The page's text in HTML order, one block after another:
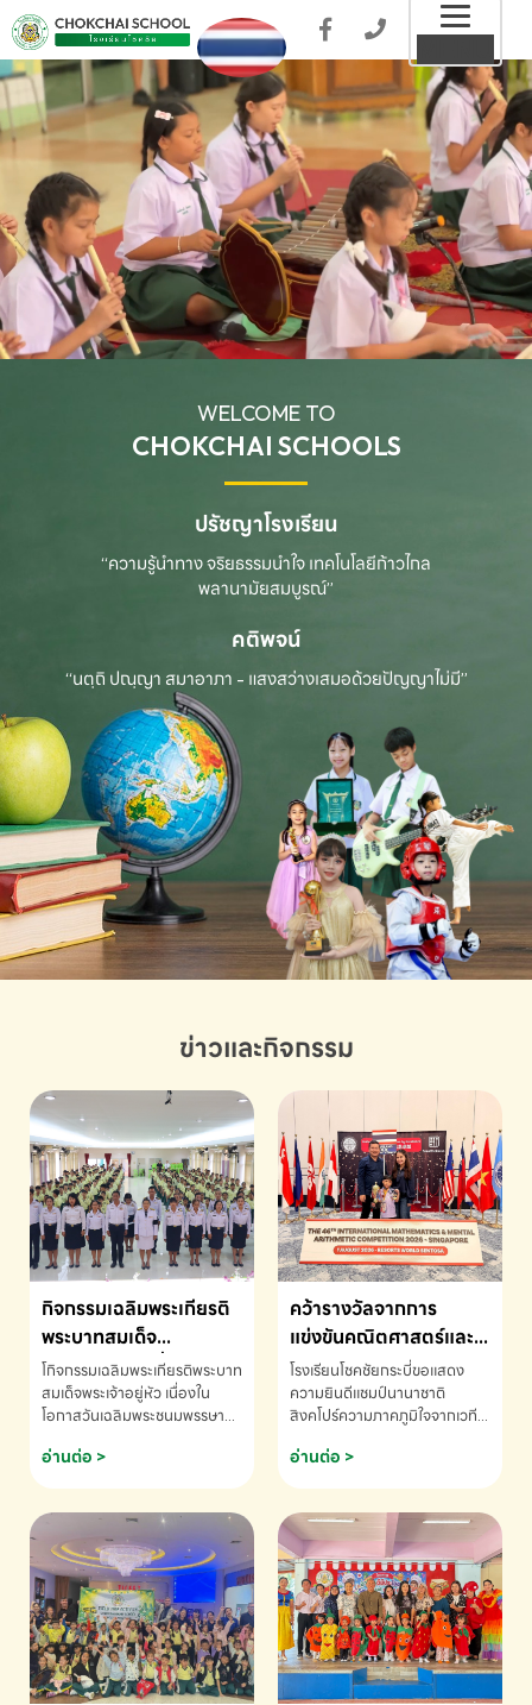
WELCOME TO
CHOKCHAI SCHOOLS
ปรัชญาโรงเรียน
“ความรู้นำทาง จริยธรรมนำใจ เทคโนโลยีก้าวไกล
พลานามัยสมบูรณ์”
คติพจน์
“นตฺถิ ปณฺญา สมาอาภา - แสงสว่างเสมอด้วยปัญญาไม่มี”
ข่าวและกิจกรรม
กิจกรรมเฉลิมพระเกียรติ
พระบาทสมเด็จ
พระเจ้าอยู่หัว เนื่องใน
โอกาสวันเฉลิม
พระชนมพรรษา
โกิจกรรมเฉลิมพระเกียรติพระบาท
สมเด็จพระเจ้าอยู่หัว เนื่องใน
โอกาสวันเฉลิมพระชนมพรรษา
ข้อมูลเพิ่มเติม โทร. 075-691910
อ่านต่อ >
คว้ารางวัลจากการ
แข่งขันคณิตศาสตร์และ
คณิตคิดเร็วนานาชาติ
ครั้งที่ 46 ประจำปี 2569
ณ ประเทศสิงคโปร์
โรงเรียนโชคชัยกระบี่ขอแสดง
ความยินดีแชมป์นานาชาติ
สิงคโปร์ความภาคภูมิใจจากเวที
ด.ช.พัทธนันท์ พรหมพันธ์ ชั้น
อนุบาล EP K3 โรงเรียนโชคชัย
แข่งขันคณิตศาสตร์และคณิตคิด
เร็วนานาชาติ ครั้งที่ 46 ประจำปี
2569 ณ ประเทศสิงคโปร์
INTERNATIONAL
MATHEMATICS AND
MENTAL ARITHMETIC
COMPETITION 2026 - ถ้วย
รางวัลรองชนะเลิศอันดับที่ 2
อ่านต่อ >